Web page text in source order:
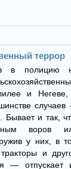
террор
в полицию
и
Бывает и так,
воров
у них, в
и
— отпускает